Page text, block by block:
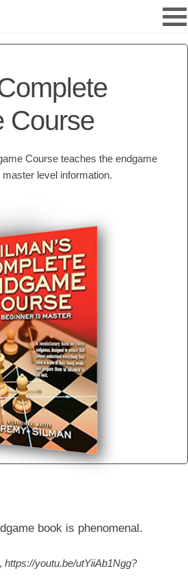
Course
Course teaches the endgame
level information.
book is phenomenal.
, https://youtu.be/utYiiAb1Ngg?